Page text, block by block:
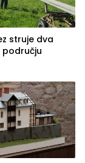
struje dva
području